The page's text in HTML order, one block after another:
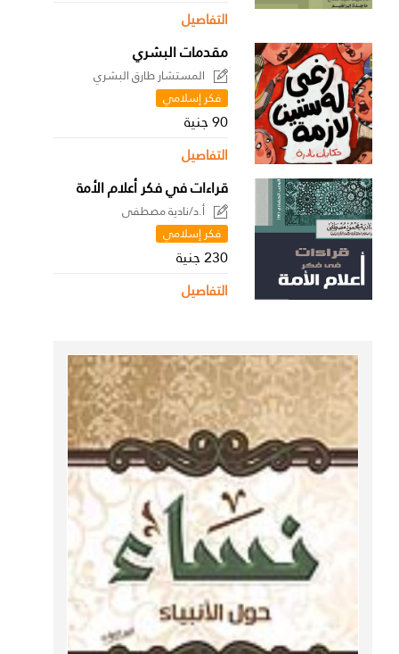
التفاصيل
مقدمات البشري
المستشار طارق البشري
فكر إسلامي
90 جنية
التفاصيل
قراءات في فكر أعلام الأمة
أ.د/نادية مصطفى
فكر إسلامي
230 جنية
التفاصيل